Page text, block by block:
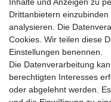
Anleitungen
Vertrag widerrufen
PARTNER
DHL
GLS
Drittanbietern
analysieren. Die
Cookies. Wir teilen diese
Einstellungen benennen.
Die Datenverarbeitung
berechtigten Interesses
oder abgelehnt werden.